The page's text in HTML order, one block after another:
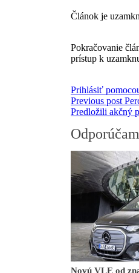
Článok je
Pokračovanie
prístup k
Prihlásiť
Previous post
Predložili akčný
Novú VLE od